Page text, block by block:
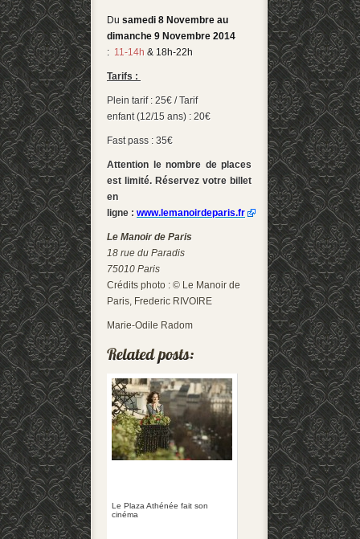
Du samedi 8 Novembre au
dimanche 9 Novembre 2014
: 11-14h & 18h-22h
Tarifs :
Plein tarif : 25€ / Tarif
enfant (12/15 ans) : 20€
Fast pass : 35€
Attention le nombre de places
est limité. Réservez votre billet
en
ligne : www.lemanoirdeparis.fr
Le Manoir de Paris
18 rue du Paradis
75010 Paris
Crédits photo : © Le Manoir de
Paris, Frederic RIVOIRE
Marie-Odile Radom
Le Plaza Athénée fait son
cinéma